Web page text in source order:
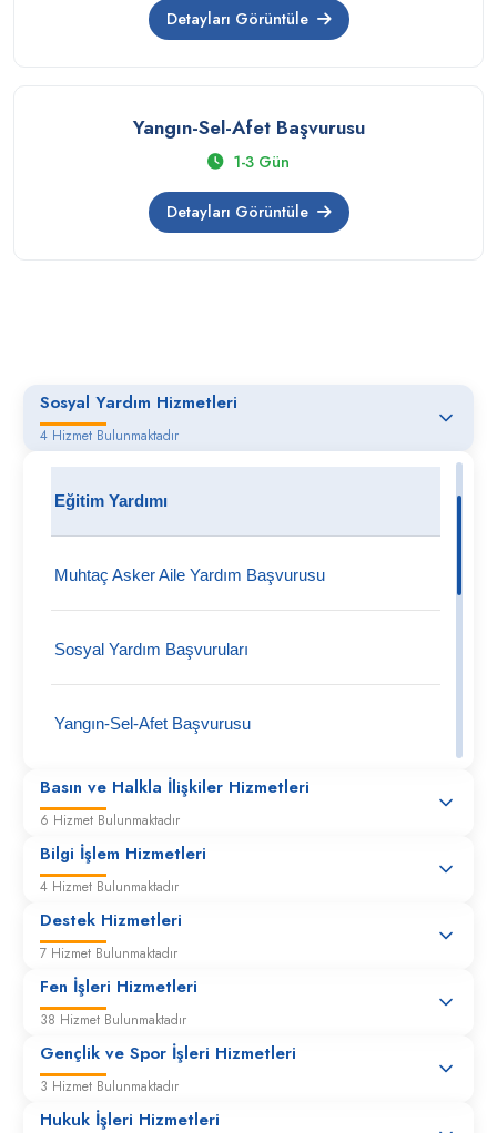
Sosyal Yardım Hizmetleri
4 Hizmet Bulunmaktadır
Eğitim Yardımı
Muhtaç Asker Aile Yardım Başvurusu
Sosyal Yardım Başvuruları
Yangın-Sel-Afet Başvurusu
Basın ve Halkla İlişkiler Hizmetleri
6 Hizmet Bulunmaktadır
Bilgi İşlem Hizmetleri
4 Hizmet Bulunmaktadır
Destek Hizmetleri
7 Hizmet Bulunmaktadır
Fen İşleri Hizmetleri
38 Hizmet Bulunmaktadır
Gençlik ve Spor İşleri Hizmetleri
3 Hizmet Bulunmaktadır
Hukuk İşleri Hizmetleri
Detayları Görüntüle
Yangın-Sel-Afet Başvurusu
1-3 Gün
Detayları Görüntüle